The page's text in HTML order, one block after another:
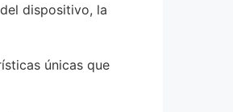
dispositivo, la
únicas que